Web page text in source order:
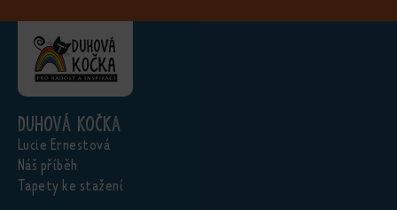
Duhová kočka
Lucie Ernestová
Náš příběh
Tapety ke stažení